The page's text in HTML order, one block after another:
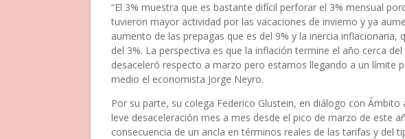
“El 3% muestra que es bastante difícil perforar el 3% mensual
tuvieron mayor actividad por las vacaciones de invierno y ya
aumento de las prepagas que es del 9% y la inercia inflacionaria,
del 3%. La perspectiva es que la inflación termine el año cerca
desaceleró respecto a marzo pero estamos llegando a un límite
medio el economista Jorge Neyro.
Por su parte, su colega Federico Glustein, en diálogo con Ámbito
leve desaceleración mes a mes desde el pico de marzo de este
consecuencia de un ancla en términos reales de las tarifas y del